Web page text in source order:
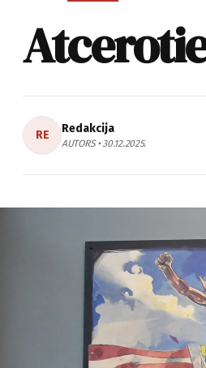
RE Redakcija
AUTORS • 30.12.2025.